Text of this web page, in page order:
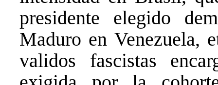
presidente elegido
Maduro en Venezuela,
validos fascistas